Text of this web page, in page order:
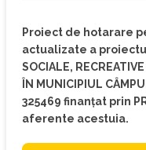
Proiect de hotarare
actualizate a
SOCIALE,
ÎN MUNICIPIUL
325469 finanțat prin
aferente acestuia.